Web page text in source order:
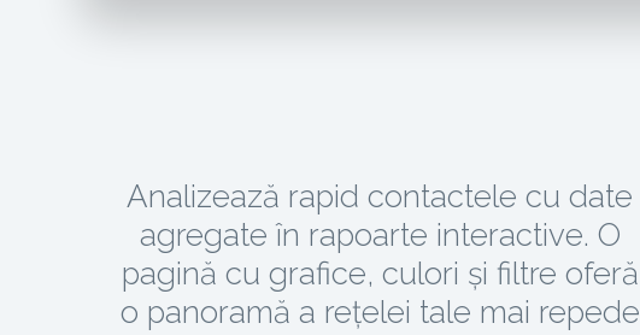
Analizează rapid contactele cu date
agregate în rapoarte interactive. O
pagină cu grafice, culori și filtre oferă
o panoramă a rețelei tale mai repede